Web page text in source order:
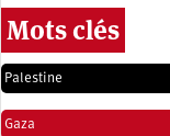
Mots clés
Palestine
Gaza